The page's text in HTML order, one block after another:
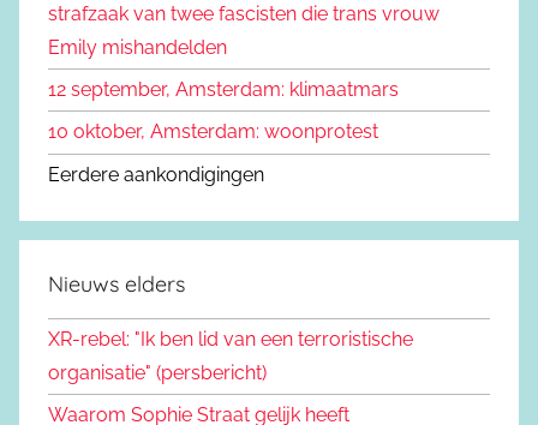
:strafzaak van twee fascisten die trans vrouw
Emily mishandelden
12 september, Amsterdam: klimaatmars
10 oktober, Amsterdam: woonprotest
Eerdere aankondigingen
Nieuws elders
XR-rebel: "Ik ben lid van een terroristische
organisatie" (persbericht)
Waarom Sophie Straat gelijk heeft